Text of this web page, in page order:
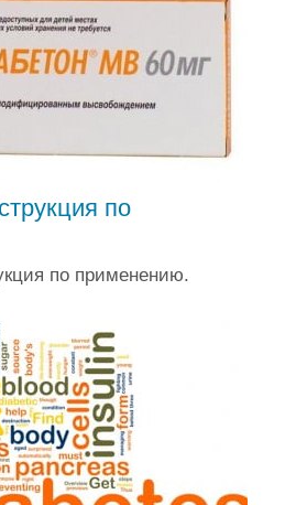
по
по применению.